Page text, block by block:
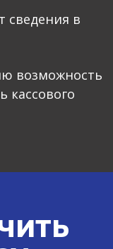
сведения в
возможность
кассового